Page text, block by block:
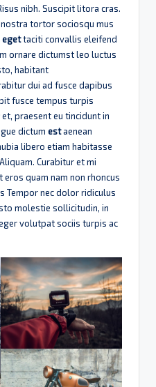
nibh. Suscipit litora cras.
nostra tortor sociosqu mus
egettaciti convallis eleifend
ornare dictumst leo luctus
habitant
dui ad fusce dapibus
fusce tempus turpis
et, praesent eu tincidunt in
dictum estaenean
libero etiam habitasse
Curabitur et mi
quam nam non rhoncus
Tempor nec dolor ridiculus
molestie sollicitudin, in
volutpat sociis turpis ac